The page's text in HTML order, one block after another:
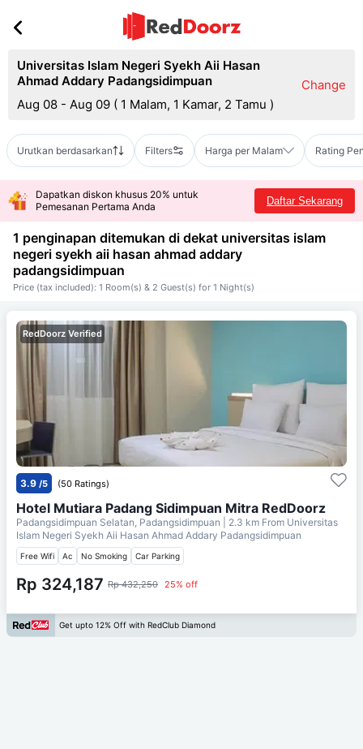
Universitas Islam Negeri Syekh Aii Hasan
Ahmad Addary Padangsidimpuan
Aug 08 - Aug 09 ( 1 Malam, 1 Kamar, 2 Tamu )
Change
Urutkan berdasarkan Filters Harga per Malam Rating
Dapatkan diskon khusus 20% untuk
Pemesanan Pertama Anda
Daftar Sekarang
1 penginapan ditemukan di dekat universitas islam
negeri syekh aii hasan ahmad addary
padangsidimpuan
Price (tax included): 1 Room(s) & 2 Guest(s) for 1 Night(s)
RedDoorz Verified
3.9 /5 (50 Ratings)
Hotel Mutiara Padang Sidimpuan Mitra RedDoorz
Padangsidimpuan Selatan, Padangsidimpuan | 2.3 km From Universitas
Islam Negeri Syekh Aii Hasan Ahmad Addary Padangsidimpuan
Free Wifi Ac No Smoking Car Parking
Rp 324,187 Rp 432,250 25% off
Get upto 12% Off with RedClub Diamond